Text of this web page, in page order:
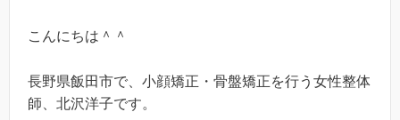
こんにちは＾＾
長野県飯田市で、小顔矯正・骨盤矯正を行う女性整体
師、北沢洋子です。